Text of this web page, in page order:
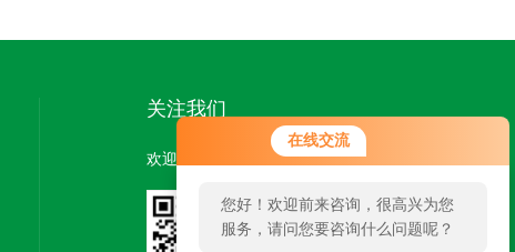
在线交流
您好！欢迎前来咨询，很高兴为您
服务，请问您要咨询什么问题呢？
关注我们
欢迎您关注我们的微信公众号了解更多信息：